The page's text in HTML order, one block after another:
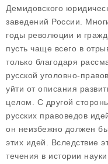
Демидовского
заведений России.
годы революции и
пусть чаще всего в
только благодаря
русской уголовно-
уйти от описания
целом. С другой
русских правоведов
он неизбежно должен
этих идей. Вследствие
течения в истории